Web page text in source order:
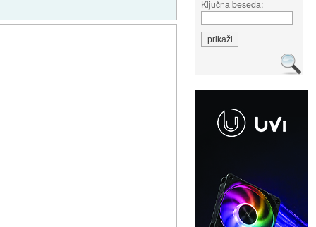
Ključna beseda: